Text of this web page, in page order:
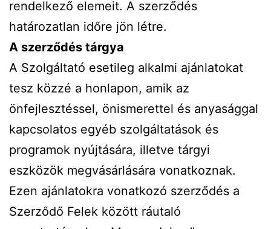
rendelkező elemeit. A szerződés
határozatlan időre jön létre.
A szerződés tárgya
A Szolgáltató esetileg alkalmi ajánlatokat
tesz közzé a honlapon, amik az
önfejlesztéssel, önismerettel és anyasággal
kapcsolatos egyéb szolgáltatások és
programok nyújtására, illetve tárgyi
eszközök megvásárlására vonatkoznak.
Ezen ajánlatokra vonatkozó szerződés a
Szerződő Felek között ráutaló